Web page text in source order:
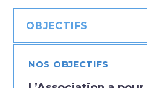
OBJECTIFS
NOS OBJECTIFS